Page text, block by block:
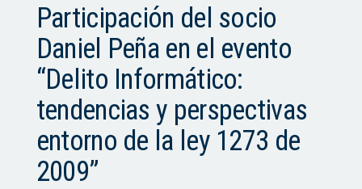
Participación del socio
Daniel Peña en el evento
“Delito Informático:
tendencias y perspectivas
entorno de la ley 1273 de
2009”